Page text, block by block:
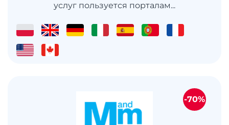
услуг пользуется порталам...
-70%